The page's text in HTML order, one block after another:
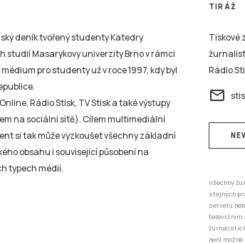
deník tvořený studenty Katedry
Masarykovy univerzity Brno v rámci
pro studenty už v roce 1997, kdy byl
Rádio Stisk, TV Stisk a také výstupy
na sociální sítě). Cílem multimediální
si tak může vyzkoušet všechny základní
obsahu i související působení na
typech médií.
TIRÁŽ
Tiskové
Rádio
email
Všechny
stejných
serveru
televizním
není